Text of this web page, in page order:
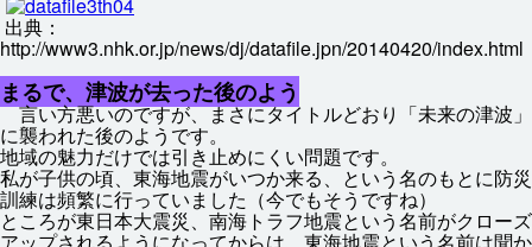
出典 ：
http://www3.nhk.or.jp/news/dj/datafile.jpn/20140420/index.html
まるで、 津波が去った後のよう
言い方悪いのですが、まさにタイトルどおり「未来の津波 」
に襲われた後のようです。
地域の魅力だけでは引 き止めにくい問題です。
私が子供の頃、 東海地震がいつか来る、という名のもとに防災
訓練は頻繁に行っていました（今でもそうですね）
ところが東日本大震災 、 南海 トラフ地震という名前がクローズ